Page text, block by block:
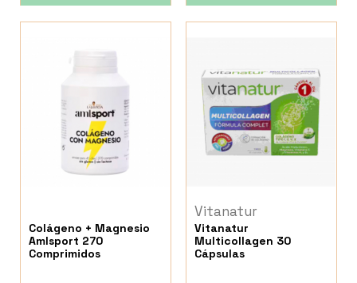
Colágeno + Magnesio
Amlsport 270
Comprimidos
Vitanatur
Vitanatur
Multicollagen 30
Cápsulas